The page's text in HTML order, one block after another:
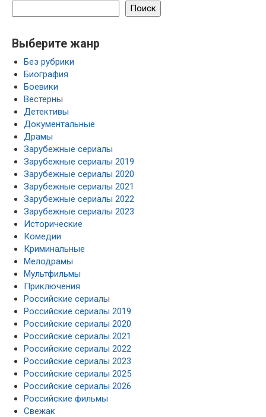
Поиск
Выберите жанр
Без рубрики
Биография
Боевики
Вестерны
Детективы
Документальные
Драмы
Зарубежные сериалы
Зарубежные сериалы 2019
Зарубежные сериалы 2020
Зарубежные сериалы 2021
Зарубежные сериалы 2022
Зарубежные сериалы 2023
Исторические
Комедии
Криминальные
Мелодрамы
Мультфильмы
Приключения
Российские сериалы
Российские сериалы 2019
Российские сериалы 2020
Российские сериалы 2021
Российские сериалы 2022
Российские сериалы 2023
Российские сериалы 2025
Российские сериалы 2026
Российские фильмы
Свежак